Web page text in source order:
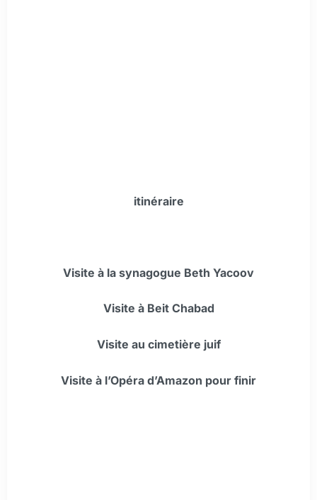
itinéraire
Visite à la synagogue Beth Yacoov
Visite à Beit Chabad
Visite au cimetière juif
Visite à l’Opéra d’Amazon pour finir